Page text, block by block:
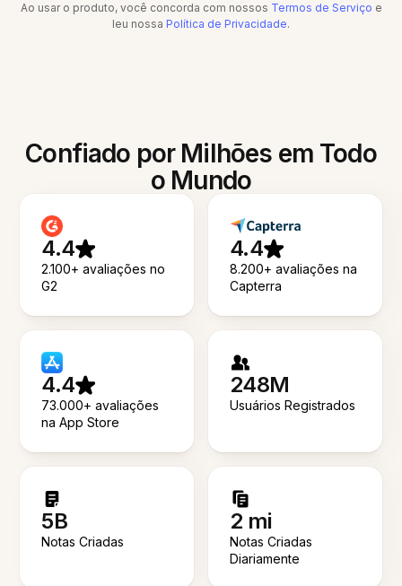
Ao usar o produto, você concorda com nossos Termos de Serviço e
leu nossa Política de Privacidade.
Confiado por Milhões em Todo
o Mundo
4.4
2.100+ avaliações no
G2
4.4
8.200+ avaliações na
Capterra
4.4
73.000+ avaliações
na App Store
248M
Usuários Registrados
5B
Notas Criadas
2 mi
Notas Criadas
Diariamente